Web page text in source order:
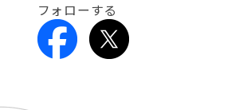
フォローする